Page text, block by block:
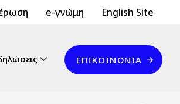
Top 2 e-γνώμη Header Top
English Site
Επικοινωνία
ΕΠΙΚΟΙΝΩΝΊΑ